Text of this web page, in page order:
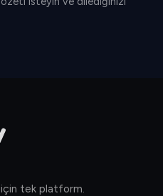
tek platform.